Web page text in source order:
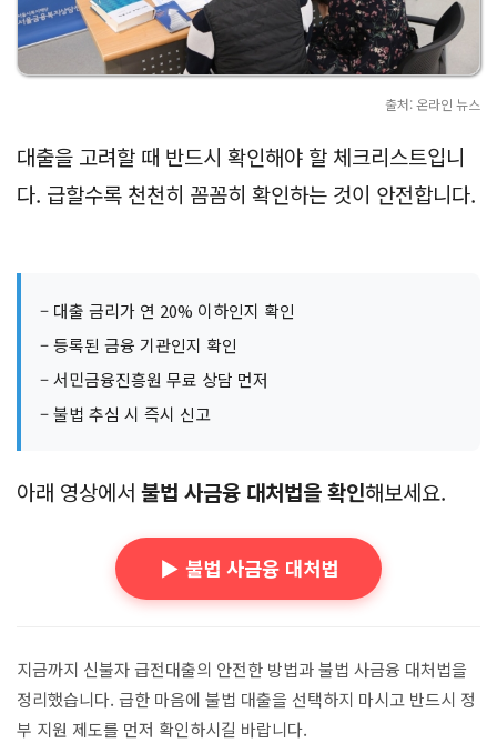
출처: 온라인 뉴스
대출을 고려할 때 반드시 확인해야 할 체크리스트입니
다. 급할수록 천천히 꼼꼼히 확인하는 것이 안전합니다.
– 대출 금리가 연 20% 이하인지 확인
– 등록된 금융 기관인지 확인
– 서민금융진흥원 무료 상담 먼저
– 불법 추심 시 즉시 신고
아래 영상에서 불법 사금융 대처법을 확인해보세요.
▶️ 불법 사금융 대처법
지금까지 신불자 급전대출의 안전한 방법과 불법 사금융 대처법을
정리했습니다. 급한 마음에 불법 대출을 선택하지 마시고 반드시 정
부 지원 제도를 먼저 확인하시길 바랍니다.